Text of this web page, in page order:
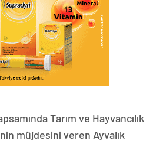
Tarım ve Hayvancılık
müjdesini veren Ayvalık